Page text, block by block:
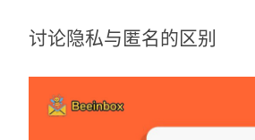
讨论隐私与匿名的区别